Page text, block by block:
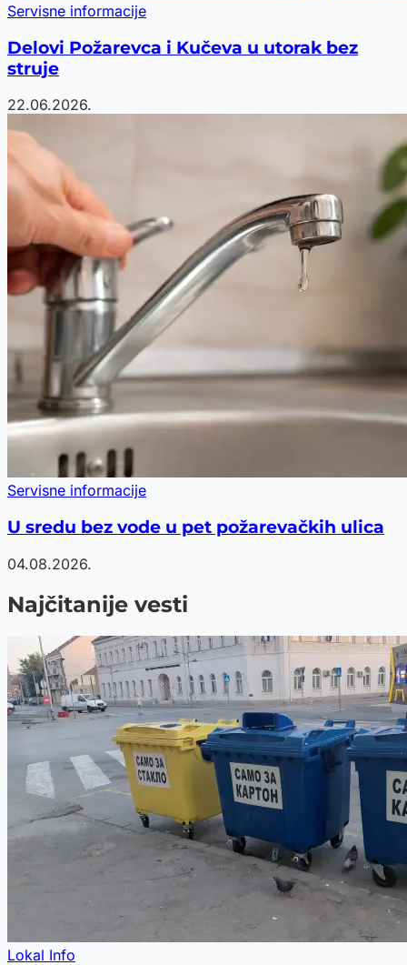
Servisne informacije
Delovi Požarevca i Kučeva u utorak bez
struje
22.06.2026.
Servisne informacije
U sredu bez vode u pet požarevačkih ulica
04.08.2026.
Najčitanije vesti
Lokal Info